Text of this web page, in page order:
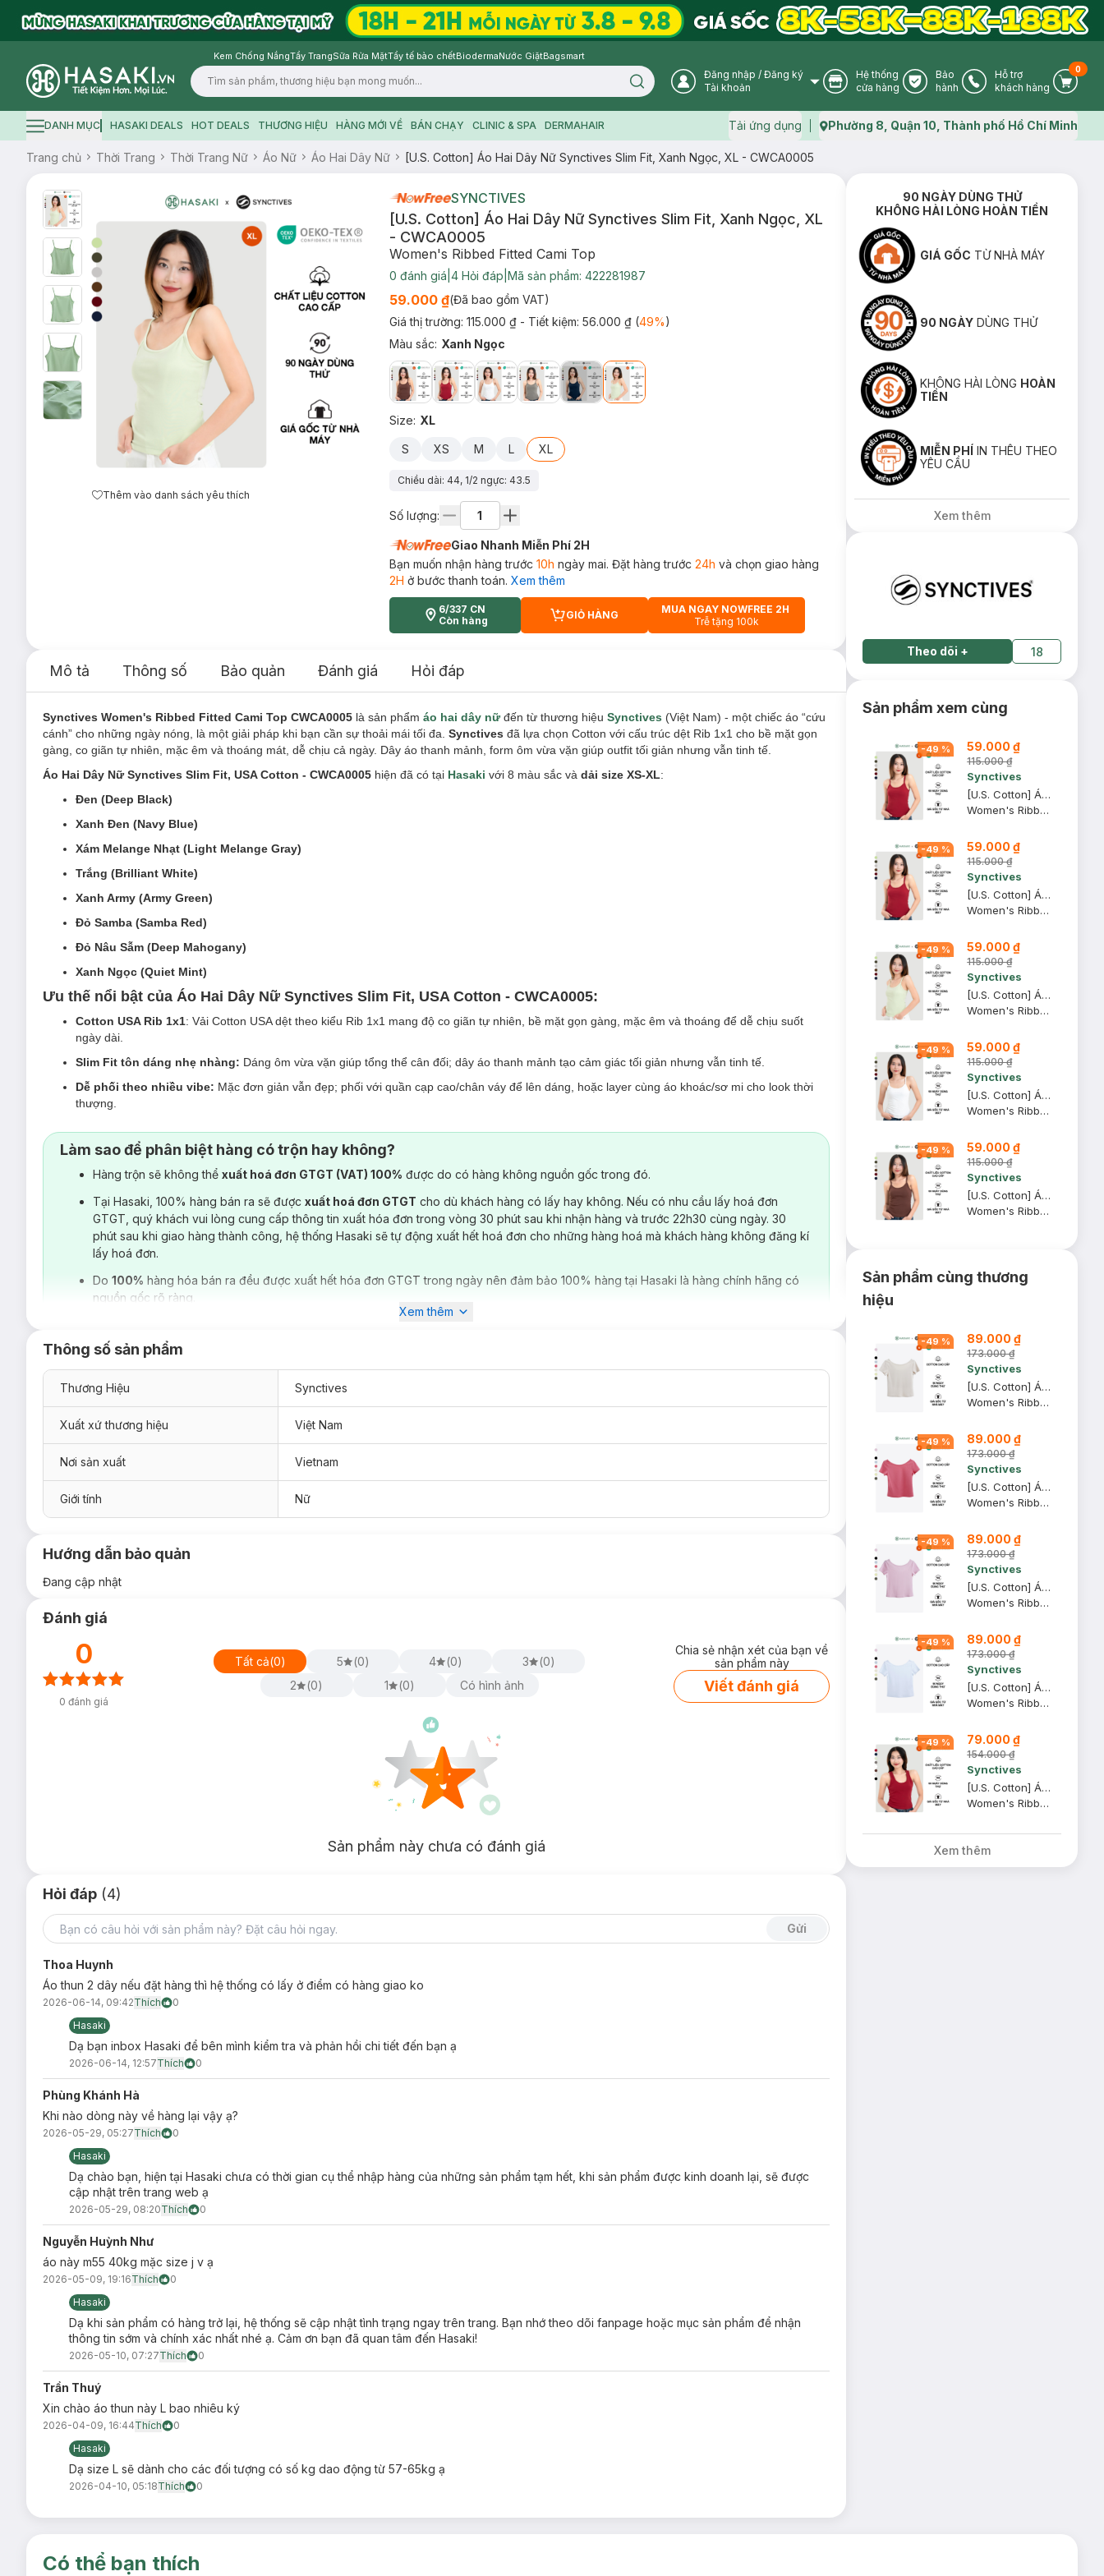
Kem Chống NắngTẩy TrangSữa Rửa MặtTẩy tế bào chếtBiodermaNước GiặtBagsmart
Logo
Search icon User Icon
Đăng nhập / Đăng ký
Tài khoản
Store Icon
Hệ thống
cửa hàng
Warranty Icon
Bảo
hành
Phone Icon
Hỗ trợ
khách hàng
Cart
0
Hamburger icon
DANH MỤC HASAKI DEALS HOT DEALS THƯƠNG HIỆU HÀNG MỚI VỀ BÁN CHẠY CLINIC & SPA DERMAHAIR Tải ứng dụng Map icon
Phường 8, Quận 10, Thành phố Hồ Chí Minh
Trang chủ Thời Trang Thời Trang Nữ Áo Nữ Áo Hai Dây Nữ [U.S. Cotton] Áo Hai Dây Nữ Synctives Slim Fit, Xanh Ngọc, XL - CWCA0005
Thêm vào danh sách yêu thích
SYNCTIVES
[U.S. Cotton] Áo Hai Dây Nữ Synctives Slim Fit, Xanh Ngọc, XL
- CWCA0005
Women's Ribbed Fitted Cami Top
0 đánh giá 4Hỏi đáp Mã sản phẩm: 422281987
59.000 ₫(Đã bao gồm VAT)
Giá thị trường: 115.000 ₫ - Tiết kiệm: 56.000 ₫(49%)
Màu sắc: Xanh Ngọc
Size: XL
S XS M L XL
Chiều dài: 44, 1/2 ngực: 43.5
Số lượng:
Giao Nhanh Miễn Phí 2H
Bạn muốn nhận hàng trước 10h ngày mai. Đặt hàng trước 24h và chọn giao hàng
2H ở bước thanh toán. Xem thêm
6/337 CN
Còn hàng
CART PLUS ICON
GIỎ HÀNG
MUA NGAY NOWFREE 2H
Trễ tặng 100k
Mô tả Thông số Bảo quản Đánh giá Hỏi đáp
Synctives Women's Ribbed Fitted Cami Top CWCA0005 là sản phẩm áo hai dây nữđến từ thương hiệu Synctives (Việt Nam) - một chiếc áo “cứu
cánh” cho những ngày nóng, là một giải pháp khi bạn cần sự thoải mái tối đa. Synctives đã lựa chọn Cotton với cấu trúc dệt Rib 1x1 cho bề mặt gọn
gàng, co giãn tự nhiên, mặc êm và thoáng mát, dễ chịu cả ngày. Dây áo thanh mảnh, form ôm vừa vặn giúp outfit tối giản nhưng vẫn tinh tế.
Áo Hai Dây Nữ Synctives Slim Fit, USA Cotton - CWCA0005 hiện đã có tại Hasaki với 8 màu sắc và dải size XS-XL:
Đen (Deep Black)
Xanh Đen (Navy Blue)
Xám Melange Nhạt (Light Melange Gray)
Trắng (Brilliant White)
Xanh Army (Army Green)
Đỏ Samba (Samba Red)
Đỏ Nâu Sẫm (Deep Mahogany)
Xanh Ngọc (Quiet Mint)
Ưu thế nổi bật của Áo Hai Dây Nữ Synctives Slim Fit, USA Cotton - CWCA0005:
Cotton USA Rib 1x1: Vải Cotton USA dệt theo kiểu Rib 1x1 mang độ co giãn tự nhiên, bề mặt gọn gàng, mặc êm và thoáng để dễ chịu suốt
ngày dài.
Slim Fit tôn dáng nhẹ nhàng: Dáng ôm vừa vặn giúp tổng thể cân đối; dây áo thanh mảnh tạo cảm giác tối giản nhưng vẫn tinh tế.
Dễ phối theo nhiều vibe: Mặc đơn giản vẫn đẹp; phối với quần cạp cao/chân váy để lên dáng, hoặc layer cùng áo khoác/sơ mi cho look thời
thượng.
Làm sao để phân biệt hàng có trộn hay không?
Hàng trộn sẽ không thể xuất hoá đơn GTGT (VAT) 100% được do có hàng không nguồn gốc trong đó.
Tại Hasaki, 100% hàng bán ra sẽ được xuất hoá đơn GTGT cho dù khách hàng có lấy hay không. Nếu có nhu cầu lấy hoá đơn
GTGT, quý khách vui lòng cung cấp thông tin xuất hóa đơn trong vòng 30 phút sau khi nhận hàng và trước 22h30 cùng ngày. 30
phút sau khi giao hàng thành công, hệ thống Hasaki sẽ tự động xuất hết hoá đơn cho những hàng hoá mà khách hàng không đăng kí
lấy hoá đơn.
Do 100% hàng hóa bán ra đều được xuất hết hóa đơn GTGT trong ngày nên đảm bảo 100% hàng tại Hasaki là hàng chính hãng có
nguồn gốc rõ ràng.
Xem thêm
Thông số sản phẩm
Thương Hiệu Synctives
Xuất xứ thương hiệu Việt Nam
Nơi sản xuất Vietnam
Giới tính Nữ
Hướng dẫn bảo quản
Đang cập nhật
Đánh giá
0
0 đánh giá
Tất cả(0) 5 (0) 4 (0) 3 (0)
2
(0) 1 (0) Có hình ảnh
Chia sẻ nhận xét của bạn về
sản phẩm này
Viết đánh giá
Sản phẩm này chưa có đánh giá
Hỏi đáp (4)
Gửi
Thoa Huynh
Áo thun 2 dây nếu đặt hàng thì hệ thống có lấy ở điểm có hàng giao ko
2026-06-14, 09:42Thích
0
Hasaki
Dạ bạn inbox Hasaki để bên mình kiểm tra và phản hồi chi tiết đến bạn ạ
2026-06-14, 12:57Thích 0
Phùng Khánh Hà
Khi nào dòng này về hàng lại vậy ạ?
2026-05-29, 05:27Thích
0
Hasaki
Dạ chào bạn, hiện tại Hasaki chưa có thời gian cụ thể nhập hàng của những sản phẩm tạm hết, khi sản phẩm được kinh doanh lại, sẽ được
cập nhật trên trang web ạ
2026-05-29, 08:20Thích 0
Nguyễn Huỳnh Như
áo này m55 40kg mặc size j v ạ
2026-05-09, 19:16Thích
0
Hasaki
Dạ khi sản phẩm có hàng trở lại, hệ thống sẽ cập nhật tình trạng ngay trên trang. Bạn nhớ theo dõi fanpage hoặc mục sản phẩm để nhận
thông tin sớm và chính xác nhất nhé ạ. Cảm ơn bạn đã quan tâm đến Hasaki!
2026-05-10, 07:27Thích 0
Trần Thuý
Xin chào áo thun này L bao nhiêu ký
2026-04-09, 16:44Thích
0
Hasaki
Dạ size L sẽ dành cho các đối tượng có số kg dao động từ 57-65kg ạ
2026-04-10, 05:18Thích 0
90 NGÀY DÙNG THỬ
KHÔNG HÀI LÒNG HOÀN TIỀN
GIÁ GỐC TỪ NHÀ MÁY
90 NGÀY DÙNG THỬ
KHÔNG HÀI LÒNG HOÀN
TIỀN
MIỄN PHÍ IN THÊU THEO
YÊU CẦU
Xem thêm
Theo dõi + 18
Sản phẩm xem cùng
-49 % 59.000 ₫
115.000 ₫
Synctives
[U.S. Cotton] Áo Hai Dây Nữ Synctives Slim Fit, Đỏ Samba, L - CWCA0005
Women's Ribbed Fitted Cami Top
-49 % 59.000 ₫
115.000 ₫
Synctives
[U.S. Cotton] Áo Hai Dây Nữ Synctives Slim Fit, Đỏ Samba, XL - CWCA0005
Women's Ribbed Fitted Cami Top
-49 % 59.000 ₫
115.000 ₫
Synctives
[U.S. Cotton] Áo Hai Dây Nữ Synctives Slim Fit, Xanh Ngọc, M - CWCA0005
Women's Ribbed Fitted Cami Top
-49 % 59.000 ₫
115.000 ₫
Synctives
[U.S. Cotton] Áo Hai Dây Nữ Synctives Slim Fit, Xám Melange Nhạt, XL - CWCA0005
Women's Ribbed Fitted Cami Top
-49 % 59.000 ₫
115.000 ₫
Synctives
[U.S. Cotton] Áo Hai Dây Nữ Synctives Slim Fit, Đỏ Nâu Sẫm, XS - CWCA0005
Women's Ribbed Fitted Cami Top
Sản phẩm cùng thương
hiệu
-49 % 89.000 ₫
173.000 ₫
Synctives
[U.S. Cotton] Áo Thun Nữ Cổ Thuyền Synctives Slim Fit, Be Sữa, M - CWTS0013
Women's Ribbed U-neck Low Back T-shirt
-49 % 89.000 ₫
173.000 ₫
Synctives
[U.S. Cotton] Áo Thun Nữ Cổ Thuyền Synctives Slim Fit, Hồng Mận, M - CWTS0013
Women's Ribbed U-neck Low Back T-shirt
-49 % 89.000 ₫
173.000 ₫
Synctives
[U.S. Cotton] Áo Thun Nữ Cổ Thuyền Synctives Slim Fit, Hồng Phấn, L - CWTS0013
Women's Ribbed U-neck Low Back T-shirt
-49 % 89.000 ₫
173.000 ₫
Synctives
[U.S. Cotton] Áo Thun Nữ Cổ Thuyền Synctives Slim Fit, Trắng, XL - CWTS0013
Women's Ribbed U-neck Low Back T-shirt
-49 % 79.000 ₫
154.000 ₫
Synctives
[U.S. Cotton] Áo Tank Top Nữ Synctives Slim Fit, Đỏ Samba, L - CWTA0006
Women's Ribbed Waist Length Fitted Tank Top
Xem thêm
Có thể bạn thích